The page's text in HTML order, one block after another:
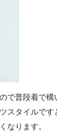
で普段着で構
スタイルです
なります。